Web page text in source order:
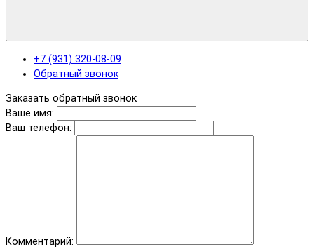
+7 (931) 320-08-09
Обратный звонок
Заказать обратный звонок
Ваше имя:
Ваш телефон:
Комментарий: